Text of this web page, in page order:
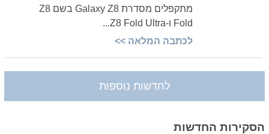
מתקפלים מסדרת Galaxy Z8 בשם Z8
Fold ו-Z8 Fold Ultra...
לכתבה המלאה >>
לחדשות נוספות
הסקירות החדשות